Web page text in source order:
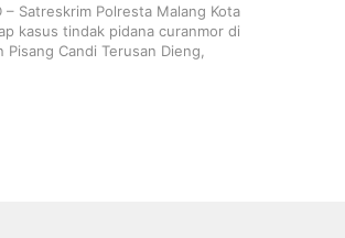
– Satreskrim Polresta Malang Kota
kasus tindak pidana curanmor di
Pisang Candi Terusan Dieng,